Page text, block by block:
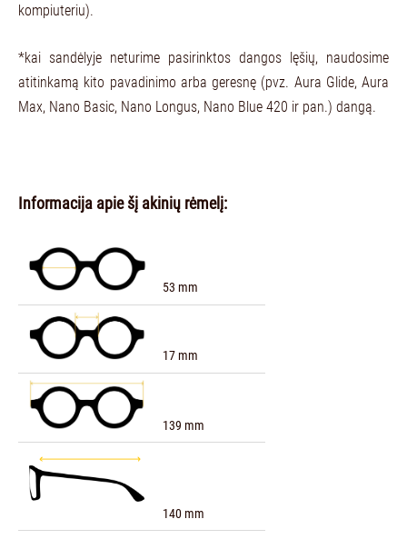
kompiuteriu).
*kai sandėlyje neturime pasirinktos dangos lęšių, naudosime
atitinkamą kito pavadinimo arba geresnę (pvz. Aura Glide, Aura
Max, Nano Basic, Nano Longus, Nano Blue 420 ir pan.) dangą.
Informacija apie šį akinių rėmelį:
53 mm
17 mm
139 mm
140 mm